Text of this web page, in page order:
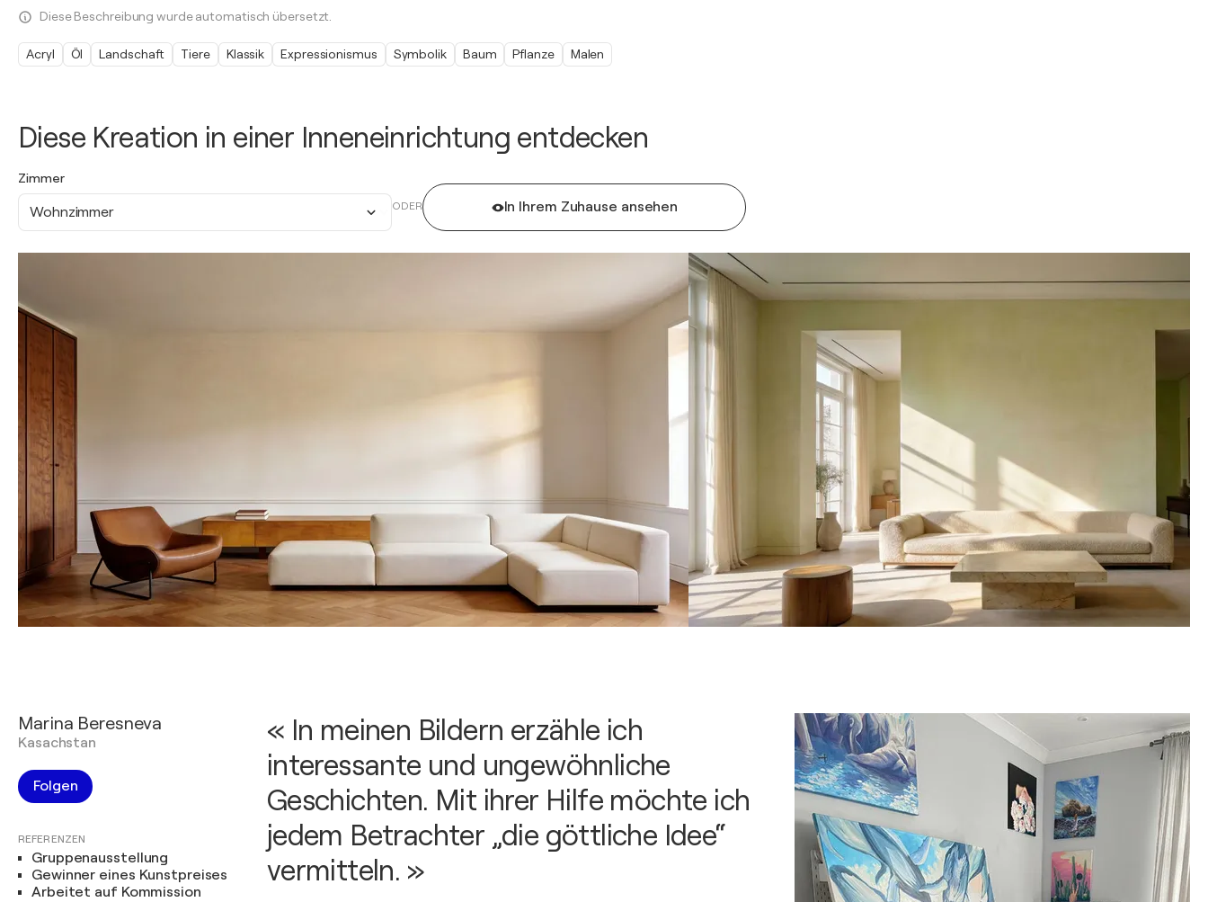
Diese Kreation in einer Inneneinrichtung entdecken
Zimmer
Wohnzimmer ODER In Ihrem Zuhause ansehen
Diese Beschreibung wurde automatisch übersetzt.
Acryl Öl Landschaft Tiere Klassik Expressionismus Symbolik Baum Pflanze Malen
Marina Beresneva
Kasachstan
Folgen
REFERENZEN
Gruppenausstellung
Gewinner eines Kunstpreises
Arbeitet auf Kommission
« In meinen Bildern erzähle ich
interessante und ungewöhnliche
Geschichten. Mit ihrer Hilfe möchte ich
jedem Betrachter „die göttliche Idee“
vermitteln. »